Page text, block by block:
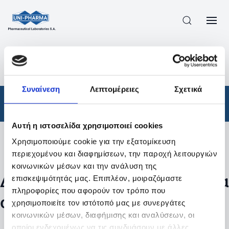
Συναίνεση Λεπτομέρειες Σχετικά
Αυτή η ιστοσελίδα χρησιμοποιεί cookies
Χρησιμοποιούμε cookie για την εξατομίκευση
περιεχομένου και διαφημίσεων, την παροχή λειτουργιών
κοινωνικών μέσων και την ανάλυση της
επισκεψιμότητάς μας. Επιπλέον, μοιραζόμαστε
πληροφορίες που αφορούν τον τρόπο που
χρησιμοποιείτε τον ιστότοπό μας με συνεργάτες
κοινωνικών μέσων, διαφήμισης και αναλύσεων, οι
οποίοι ενδεχομένως να τις συνδυάσουν με άλλες
ΠΡΟΪΟΝΤΑ
ΑΠΟΤΕΛΕΣΜΑΤΑ ΑΝΑΖΗΤΗΣΗΣ
Φάρμακα
Φίλτρα
Δεν βρέθηκαν προϊόντα με τα
συγκεκριμένα φίλτρα